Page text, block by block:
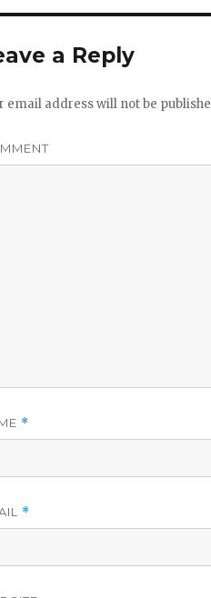
a Reply
email address will not be
*
*